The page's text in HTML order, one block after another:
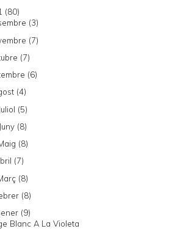
(80)
(3)
(7)
(7)
(6)
(4)
(5)
(8)
(8)
(7)
(8)
(8)
(9)
Blanc A La Violeta